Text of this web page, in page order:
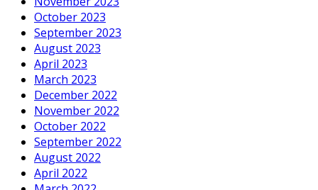
October 2023
September 2023
August 2023
April 2023
March 2023
December 2022
November 2022
October 2022
September 2022
August 2022
April 2022